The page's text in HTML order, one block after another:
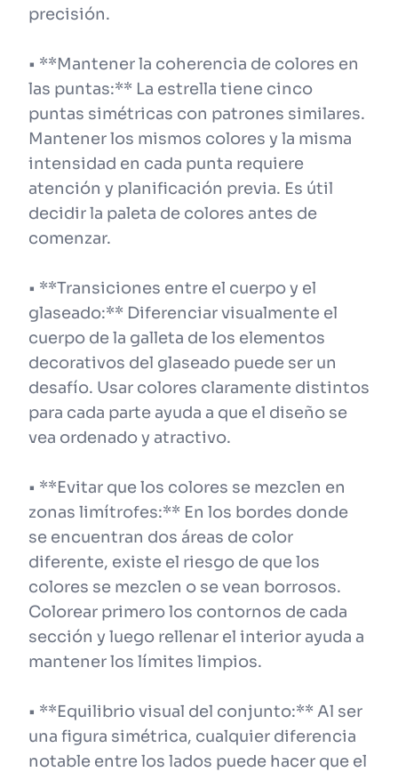
precisión.
• **Mantener la coherencia de colores en
las puntas:** La estrella tiene cinco
puntas simétricas con patrones similares.
Mantener los mismos colores y la misma
intensidad en cada punta requiere
atención y planificación previa. Es útil
decidir la paleta de colores antes de
comenzar.
• **Transiciones entre el cuerpo y el
glaseado:** Diferenciar visualmente el
cuerpo de la galleta de los elementos
decorativos del glaseado puede ser un
desafío. Usar colores claramente distintos
para cada parte ayuda a que el diseño se
vea ordenado y atractivo.
• **Evitar que los colores se mezclen en
zonas limítrofes:** En los bordes donde
se encuentran dos áreas de color
diferente, existe el riesgo de que los
colores se mezclen o se vean borrosos.
Colorear primero los contornos de cada
sección y luego rellenar el interior ayuda a
mantener los límites limpios.
• **Equilibrio visual del conjunto:** Al ser
una figura simétrica, cualquier diferencia
notable entre los lados puede hacer que el